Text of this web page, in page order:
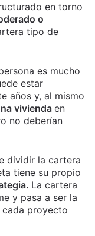
en torno
o
tipo de
es mucho
estar
años y, al mismo
vivienda en
no deberían
dividir la cartera
tiene su propio
La cartera
y pasa a ser la
cada proyecto